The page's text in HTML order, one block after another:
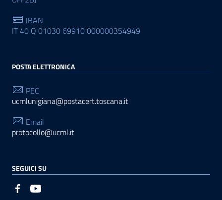
IBAN
IT 40 Q 01030 69910 000000354949
POSTA ELETTRONICA
PEC
ucmlunigiana@postacert.toscana.it
Email
protocollo@ucml.it
SEGUICI SU